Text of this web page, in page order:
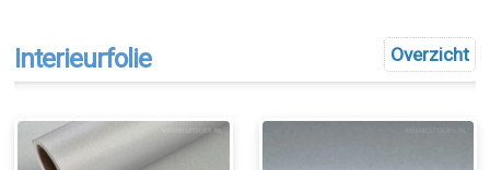
Overzicht
Interieurfolie